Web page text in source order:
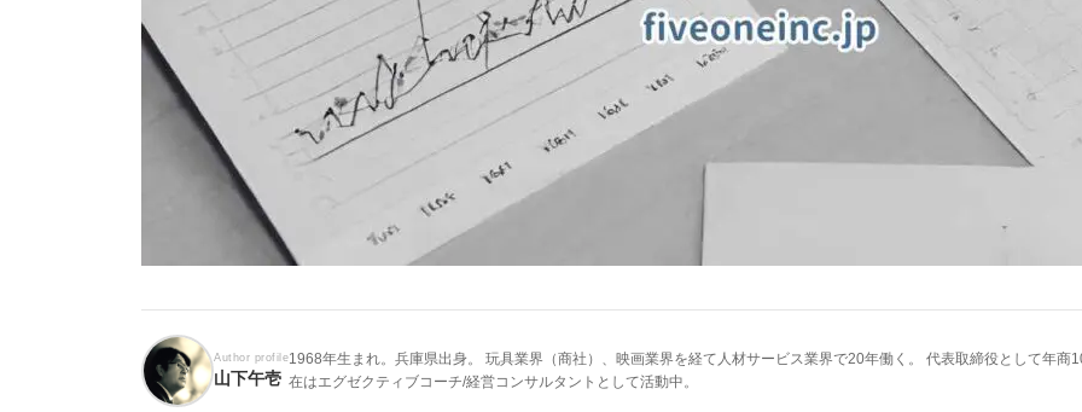
Author profile
山下午壱
1968年生まれ。兵庫県出身。 玩具業界（商社）、映画業界を経て人材サービス業界で20年働く。 代表取締役として年
在はエグゼクティブコーチ/経営コンサルタントとして活動中。